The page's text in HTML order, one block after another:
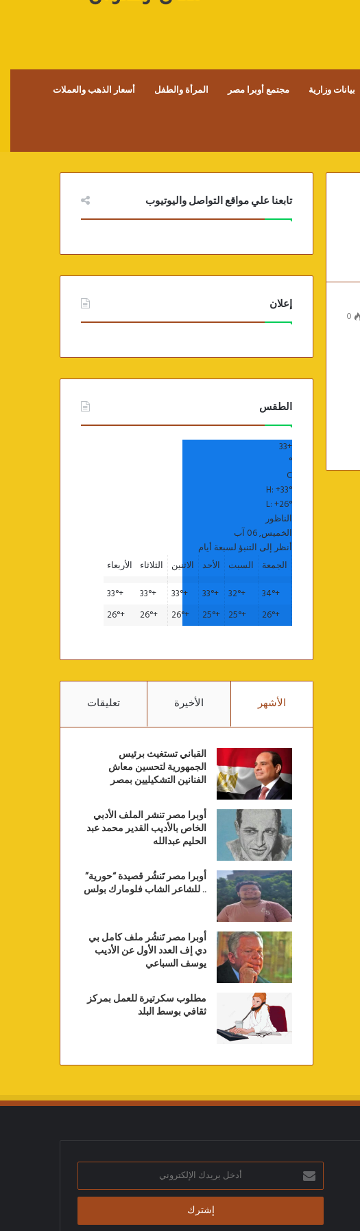
بيانات وزارية مجتمع أوبرا مصر المرأة والطفل أسعار الذهب والعملات
0
تابعنا علي مواقع التواصل واليوتيوب
إعلان
الطقس
+
33
°
C
H:+33°
L:+26°
الناظور
الخميس, 06 آب
أنظر إلى التنبؤ لسبعة أيام
الجمعة
السبت الأحد الاثنين الثلاثاء
الأربعاء
+
34°
+
32°
+
33°
+
33°
+
33°
+
33°
+
26°
+
25°
+
25°
+
26°
+
26°
+
26°
الأشهر الأخيرة تعليقات
القباني تستغيث برئيس
الجمهورية لتحسين معاش
الفنانين التشكيليين بمصر
أوبرا مصر تنشر الملف الأدبي
الخاص بالأديب القدير محمد عبد
الحليم عبدالله
أوبرا مصر تَنشُر قصيدة “حورية”
.. للشاعر الشاب فلومارك بولس
أوبرا مصر تَنشُر ملف كامل بي
دي إف العدد الأول عن الأديب
يوسف السباعي
مطلوب سكرتيرة للعمل بمركز
ثقافي بوسط البلد
أدخل
بريدك
الإلكتروني